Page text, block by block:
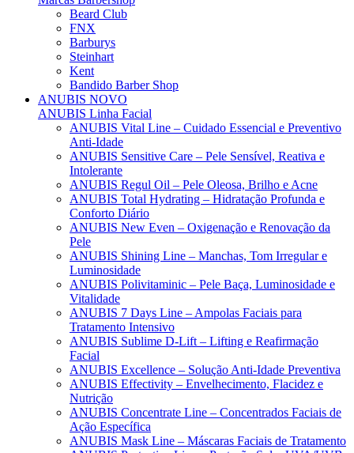
Beard Club
FNX
Barburys
Steinhart
Kent
Bandido Barber Shop
ANUBIS NOVO
ANUBIS Linha Facial
ANUBIS Vital Line – Cuidado Essencial e Preventivo
Anti-Idade
ANUBIS Sensitive Care – Pele Sensível, Reativa e
Intolerante
ANUBIS Regul Oil – Pele Oleosa, Brilho e Acne
ANUBIS Total Hydrating – Hidratação Profunda e
Conforto Diário
ANUBIS New Even – Oxigenação e Renovação da
Pele
ANUBIS Shining Line – Manchas, Tom Irregular e
Luminosidade
ANUBIS Polivitaminic – Pele Baça, Luminosidade e
Vitalidade
ANUBIS 7 Days Line – Ampolas Faciais para
Tratamento Intensivo
ANUBIS Sublime D-Lift – Lifting e Reafirmação
Facial
ANUBIS Excellence – Solução Anti-Idade Preventiva
ANUBIS Effectivity – Envelhecimento, Flacidez e
Nutrição
ANUBIS Concentrate Line – Concentrados Faciais de
Ação Específica
ANUBIS Mask Line – Máscaras Faciais de Tratamento